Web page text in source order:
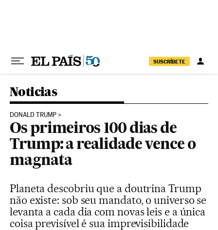
SUSCRÍBETE
Noticias
DONALD TRUMP
Os primeiros 100 dias de
Trump: a realidade vence o
magnata
Planeta descobriu que a doutrina Trump
não existe: sob seu mandato, o universo se
levanta a cada dia com novas leis e a única
coisa previsível é sua imprevisibilidade